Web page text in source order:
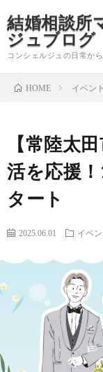
結婚相談所
ジュブログ
コンシェルジュの日常か
HOME イベン
【常陸太
活を応援
タート
2025.06.01 イベ